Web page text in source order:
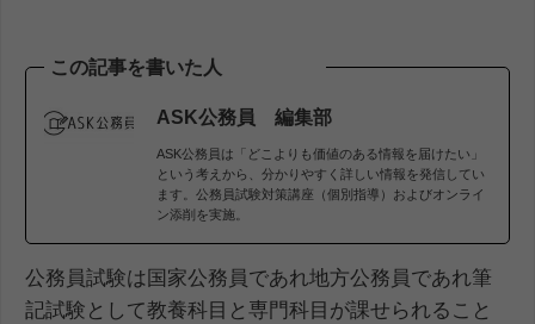
この記事を書いた人
ASK公務員 編集部
ASK公務員は「どこよりも価値のある情報を届けたい」
という考えから、分かりやすく詳しい情報を発信してい
ます。公務員試験対策講座（個別指導）およびオンライ
ン添削を実施。
公務員試験は国家公務員であれ地方公務員であれ筆
記試験として教養科目と専門科目が課せられること